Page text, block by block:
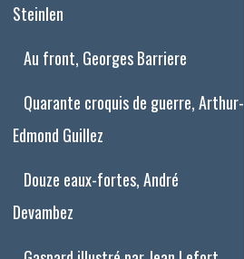
Steinlen
Au front, Georges Barriere
Quarante croquis de guerre, Arthur-
Edmond Guillez
Douze eaux-fortes, André
Devambez